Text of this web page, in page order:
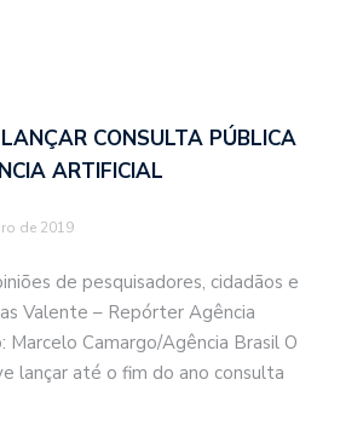
CONSULTA PÚBLICA
ARTIFICIAL
de 2019
de pesquisadores, cidadãos e
Valente – Repórter Agência
Marcelo Camargo/Agência Brasil O
lançar até o fim do ano consulta